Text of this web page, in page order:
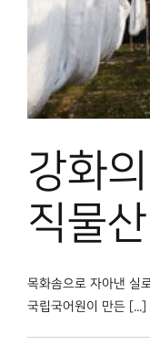
강화
직물
목화솜으로 자아낸 실
국립국어원이 만든 [...]